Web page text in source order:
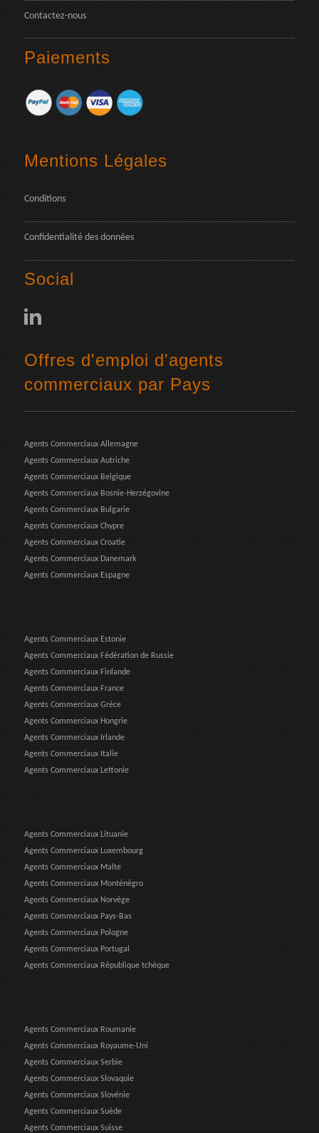
Contactez-nous
Paiements
Mentions Légales
Conditions
Confidentialité des données
Social
Offres d'emploi d'agents
commerciaux par Pays
Agents Commerciaux Allemagne
Agents Commerciaux Autriche
Agents Commerciaux Belgique
Agents Commerciaux Bosnie-Herzégovine
Agents Commerciaux Bulgarie
Agents Commerciaux Chypre
Agents Commerciaux Croatie
Agents Commerciaux Danemark
Agents Commerciaux Espagne
Agents Commerciaux Estonie
Agents Commerciaux Fédération de Russie
Agents Commerciaux Finlande
Agents Commerciaux France
Agents Commerciaux Grèce
Agents Commerciaux Hongrie
Agents Commerciaux Irlande
Agents Commerciaux Italie
Agents Commerciaux Lettonie
Agents Commerciaux Lituanie
Agents Commerciaux Luxembourg
Agents Commerciaux Malte
Agents Commerciaux Monténégro
Agents Commerciaux Norvège
Agents Commerciaux Pays-Bas
Agents Commerciaux Pologne
Agents Commerciaux Portugal
Agents Commerciaux République tchèque
Agents Commerciaux Roumanie
Agents Commerciaux Royaume-Uni
Agents Commerciaux Serbie
Agents Commerciaux Slovaquie
Agents Commerciaux Slovénie
Agents Commerciaux Suède
Agents Commerciaux Suisse